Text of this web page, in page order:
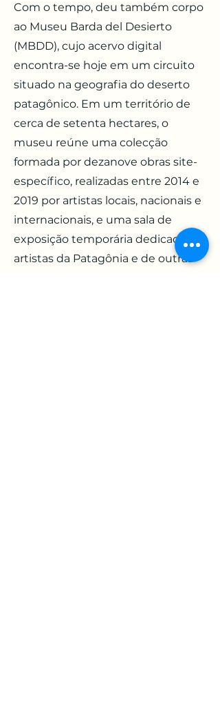
Com o tempo, deu também corpo
ao Museu Barda del Desierto
(MBDD), cujo acervo digital
encontra-se hoje em um circuito
situado na geografia do deserto
patagônico. Em um território de
cerca de setenta hectares, o
museu reúne uma colecção
formada por dezanove obras site-
específico, realizadas entre 2014 e
2019 por artistas locais, nacionais e
internacionais, e uma sala de
exposição temporária dedicada a
artistas da Patagônia e de outras